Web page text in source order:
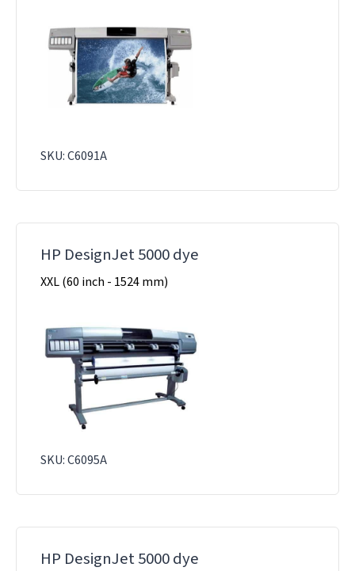
SKU: C6091A
HP DesignJet 5000 dye
XXL (60 inch - 1524 mm)
SKU: C6095A
HP DesignJet 5000 dye